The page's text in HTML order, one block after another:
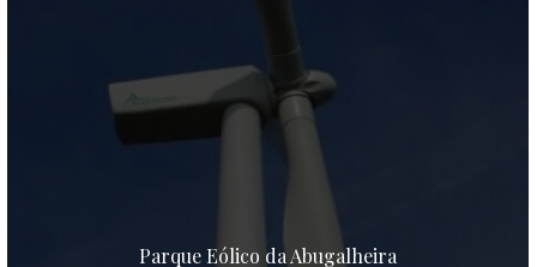
Parque Eólico da Abugalheira